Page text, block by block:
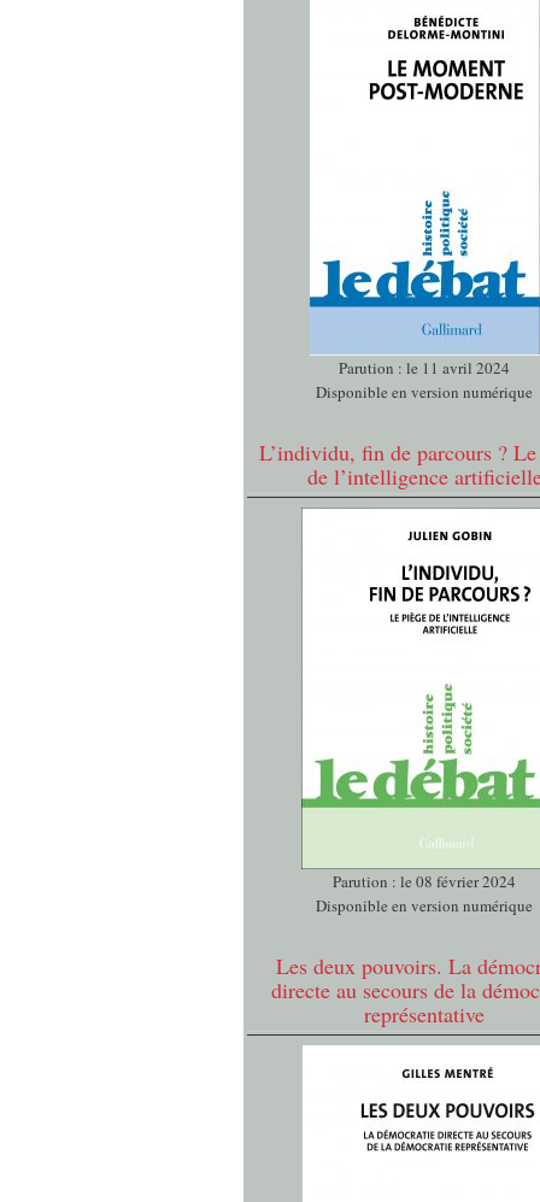
Parution : le 11 avril 2024
Disponible en version numérique
L’individu, fin de parcours ?
de l’intelligence
Parution : le 08 février 2024
Disponible en version numérique
Les deux pouvoirs. La
directe au secours de la
représentative